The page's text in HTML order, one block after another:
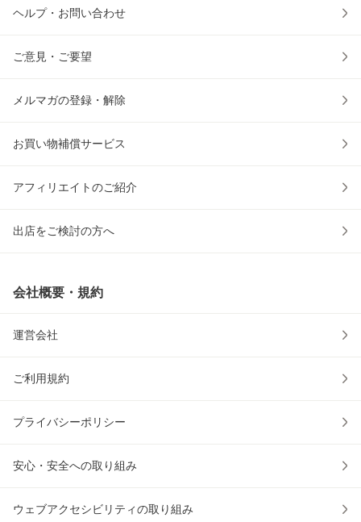
ヘルプ・お問い合わせ
ご意見・ご要望
メルマガの登録・解除
お買い物補償サービス
アフィリエイトのご紹介
出店をご検討の方へ
会社概要・規約
運営会社
ご利用規約
プライバシーポリシー
安心・安全への取り組み
ウェブアクセシビリティの取り組み